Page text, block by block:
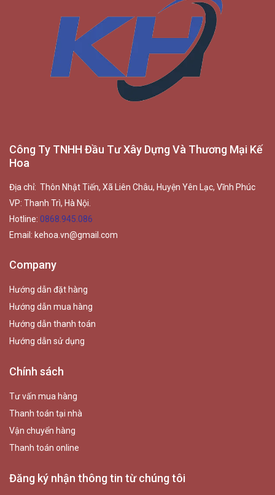
Công Ty TNHH Đầu Tư Xây Dựng Và Thương Mại Kế
Hoa
Địa chỉ: Thôn Nhật Tiến, Xã Liên Châu, Huyện Yên Lạc, Vĩnh Phúc
VP: Thanh Trì, Hà Nội.
Hotline: 0868.945.086
Email: kehoa.vn@gmail.com
Company
Hướng dẫn đặt hàng
Hướng dẫn mua hàng
Hướng dẫn thanh toán
Hướng dẫn sử dụng
Chính sách
Tư vấn mua hàng
Thanh toán tại nhà
Vận chuyển hàng
Thanh toán online
Đăng ký nhận thông tin từ chúng tôi